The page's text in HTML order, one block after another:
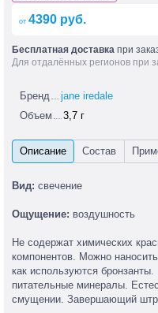
4390 руб.
Бесплатная доставка при
Для отдалённых регионов при
Бренд
jane iredale
Объем
3,7 г
Вид: свечение
Ощущение: воздушность
Не содержат химических
компонентов. Можно
как используются
питательные минералы.
смущении. Завершающий